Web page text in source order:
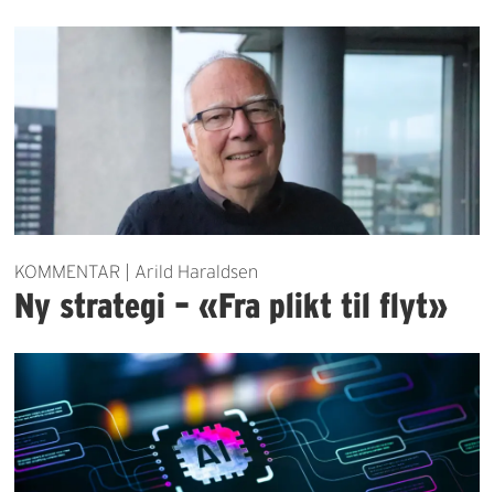
KOMMENTAR | Arild Haraldsen
Ny strategi – «Fra plikt til flyt»